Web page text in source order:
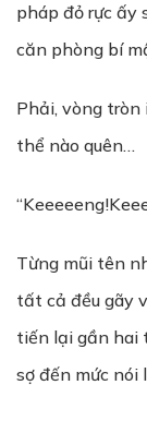
pháp đỏ rực ấy
căn phòng bí
Phải, vòng
thể nào quên…
Từng mũi tên
tất cả đều gãy
tiến lại gần hai
sợ đến mức nói